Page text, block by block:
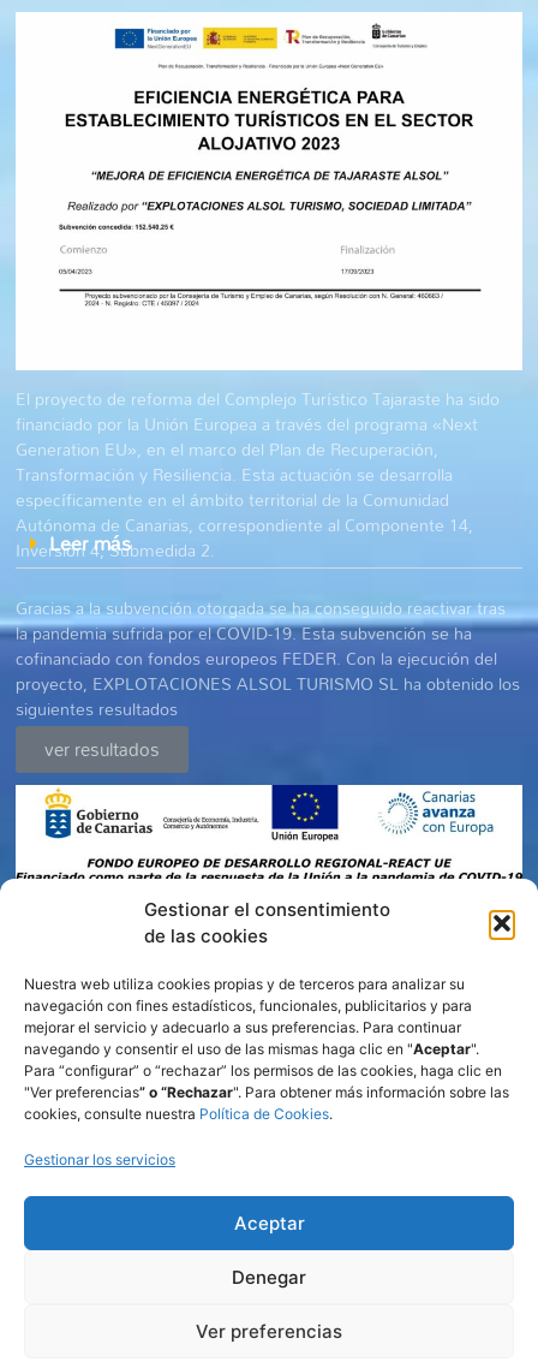
Gestionar el consentimiento
de las cookies
Nuestra web utiliza cookies propias y de terceros para analizar su
navegación con fines estadísticos, funcionales, publicitarios y para
mejorar el servicio y adecuarlo a sus preferencias. Para continuar
navegando y consentir el uso de las mismas haga clic en "Aceptar".
Para “configurar” o “rechazar” los permisos de las cookies, haga clic en
"Ver preferencias” o “Rechazar". Para obtener más información sobre las
cookies, consulte nuestra Política de Cookies.
Gestionar los servicios
Aceptar
Denegar
Ver preferencias
El proyecto de reforma del Complejo Turístico Tajaraste ha sido
financiado por la Unión Europea a través del programa «Next
Generation EU», en el marco del Plan de Recuperación,
Transformación y Resiliencia. Esta actuación se desarrolla
específicamente en el ámbito territorial de la Comunidad
Autónoma de Canarias, correspondiente al Componente 14,
Inversión 4, Submedida 2.
Leer más
Gracias a la subvención otorgada se ha conseguido reactivar tras
la pandemia sufrida por el COVID-19. Esta subvención se ha
cofinanciado con fondos europeos FEDER. Con la ejecución del
proyecto, EXPLOTACIONES ALSOL TURISMO SL ha obtenido los
siguientes resultados
ver resultados